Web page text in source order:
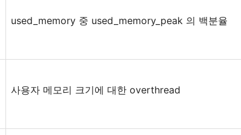
used_memory 중 used_memory_peak 의 백분율
사용자 메모리 크기에 대한 overthread